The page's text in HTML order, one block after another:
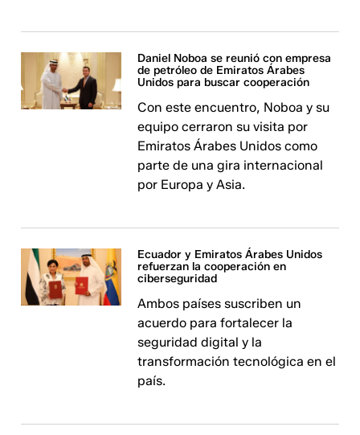
Daniel Noboa se reunió con empresa
de petróleo de Emiratos Árabes
Unidos para buscar cooperación
Con este encuentro, Noboa y su
equipo cerraron su visita por
Emiratos Árabes Unidos como
parte de una gira internacional
por Europa y Asia.
Ecuador y Emiratos Árabes Unidos
refuerzan la cooperación en
ciberseguridad
Ambos países suscriben un
acuerdo para fortalecer la
seguridad digital y la
transformación tecnológica en el
país.